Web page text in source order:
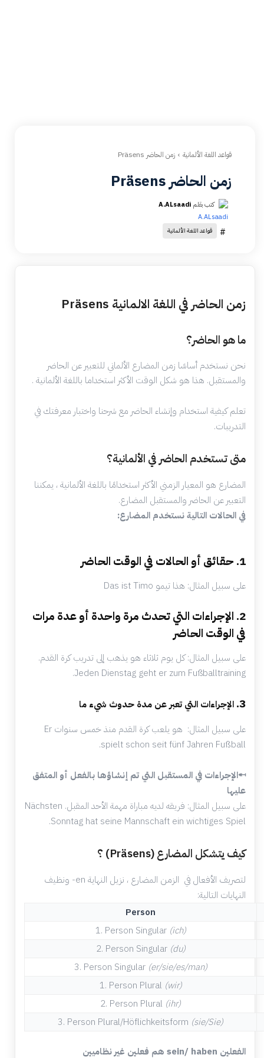
قواعد اللغة الألمانية زمن الحاضر Präsens
زمن الحاضر Präsens
كتب بقلم A.ALsaadi
# قواعد اللغة الألمانية
زمن الحاضر في اللغة الالمانية Präsens
ما هو الحاضر؟
نحن نستخدم أساسًا زمن المضارع الألماني للتعبير عن الحاضر
والمستقبل. هذا هو شكل الوقت الأكثر استخداما باللغة الألمانية .
تعلم كيفية استخدام وإنشاء الحاضر مع شرحنا واختبار معرفتك في
التدريبات.
متى تستخدم الحاضر في الألمانية؟
المضارع هو المعيار الزمني الأكثر استخدامًا باللغة الألمانية ، يمكننا
التعبير عن الحاضر والمستقبل المضارع.
في الحالات التالية نستخدم المضارع:
1. حقائق أو الحالات في الوقت الحاضر
على سبيل المثال: هذا تيمو Das ist Timo
2. الإجراءات التي تحدث مرة واحدة أو عدة مرات
في الوقت الحاضر
على سبيل المثال: كل يوم ثلاثاء هو يذهب إلى تدريب كرة القدم.
Jeden Dienstag geht er zum Fußballtraining.
3. الإجراءات التي تعبر عن مدة حدوث شيء ما
على سبيل المثال: هو يلعب كرة القدم منذ خمس سنوات Er
spielt schon seit fünf Jahren Fußball.
⬶الإجراءات في المستقبل التي تم إنشاؤها بالفعل أو المتفق
عليها
على سبيل المثال: فريقه لديه مباراة مهمة الأحد المقبل. Nächsten
Sonntag hat seine Mannschaft ein wichtiges Spiel.
كيف يتشكل المضارع (Präsens) ؟
لتصريف الأفعال في الزمن المضارع ، نزيل النهاية en- ونظيف
النهايات التالية:
Person
1. Person Singular (ich)
2. Person Singular (du)
3. Person Singular (er/sie/es/man)
1. Person Plural (wir)
2. Person Plural (ihr)
3. Person Plural/Höflichkeitsform (sie/Sie)
الفعلين sein/ haben هم فعلين غير نظاميين